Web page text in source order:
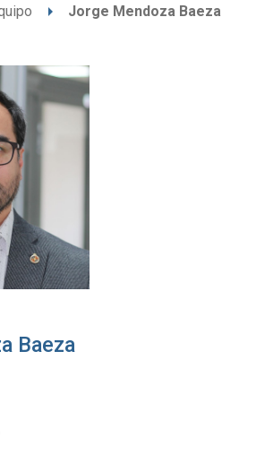
arrow_right Jorge Mendoza Baeza
Baeza